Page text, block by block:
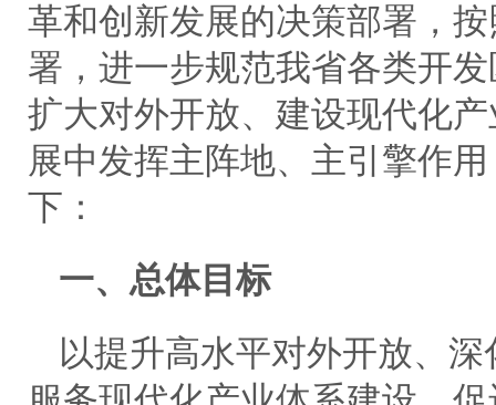
革和创新发展的决策部署，按
署，进一步规范我省各类开
扩大对外开放、建设现代化
展中发挥主阵地、主引擎作
下：
一、总体目标
以提升高水平对外开放、